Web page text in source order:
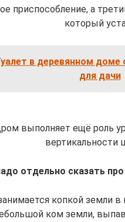
приспособление, а
который
в деревянном доме
для дачи
выполняет ещё роль
вертикальности
отдельно сказать
копкой земли
ком земли,